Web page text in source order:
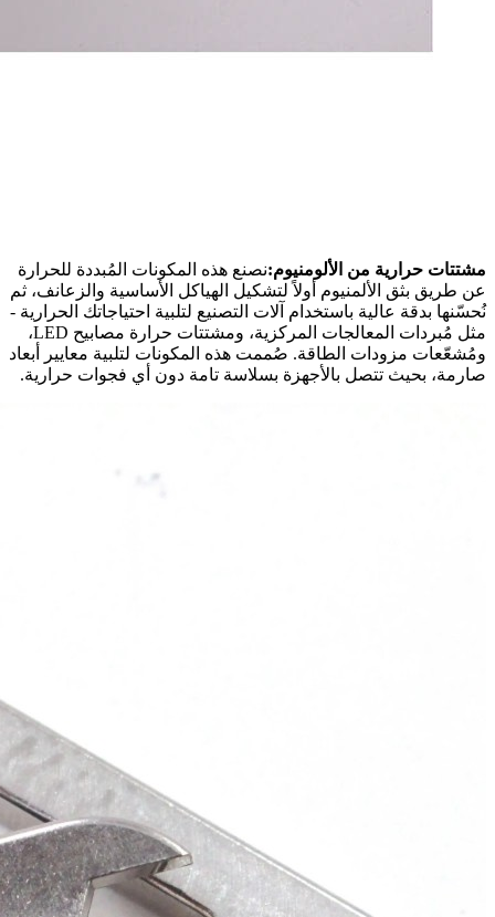
مشتتات حرارية من الألومنيوم:نصنع هذه المكونات المُبددة للحرارة
عن طريق بثق الألمنيوم أولاً لتشكيل الهياكل الأساسية والزعانف، ثم
نُحسّنها بدقة عالية باستخدام آلات التصنيع لتلبية احتياجاتك الحرارية -
مثل مُبردات المعالجات المركزية، ومشتتات حرارة مصابيح LED،
ومُشعّعات مزودات الطاقة. صُممت هذه المكونات لتلبية معايير أبعاد
صارمة، بحيث تتصل بالأجهزة بسلاسة تامة دون أي فجوات حرارية.